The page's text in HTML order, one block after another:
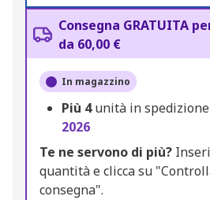
Consegna GRATUITA
da 60,00 €
In magazzino
Più 4unità in
2026
Te ne servono di più?
quantità e clicca su
consegna".